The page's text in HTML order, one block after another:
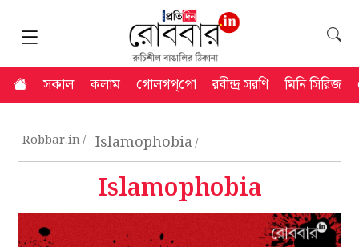
সকাল কলাম গোলগপ্‌পো রবীন্দ্র সরণি মিনি সিরিজ
Robbar.in Islamophobia
Islamophobia